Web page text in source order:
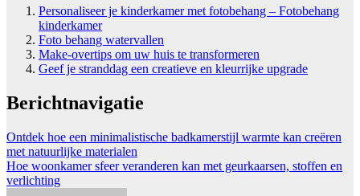
Personaliseer je kinderkamer met fotobehang – Fotobehang
kinderkamer
Foto behang watervallen
Make-overtips om uw huis te transformeren
Geef je stranddag een creatieve en kleurrijke upgrade
Berichtnavigatie
Ontdek hoe een minimalistische badkamerstijl warmte kan creëren
met natuurlijke materialen
Hoe woonkamer sfeer veranderen kan met geurkaarsen, stoffen en
verlichting